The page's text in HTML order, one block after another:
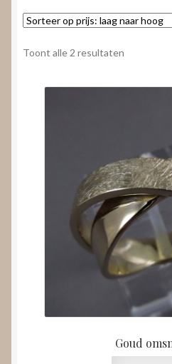
Nieuws
Video’s
Toont alle 2 resultaten
Goud